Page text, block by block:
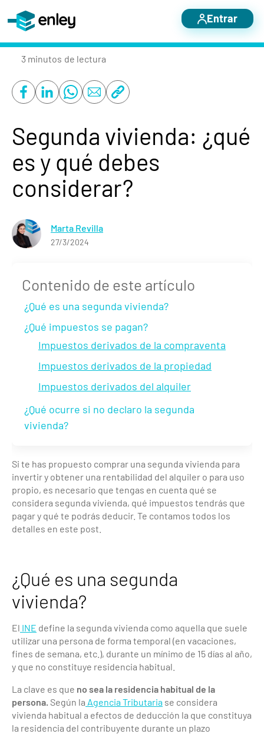
Servicios destacados
Nosotros
Blog
Casos de éxito
Contacto
Entrar
3 minutos de lectura
Segunda vivienda: ¿qué
es y qué debes
considerar?
Marta Revilla
27/3/2024
Contenido de este artículo
¿Qué es una segunda vivienda?
¿Qué impuestos se pagan?
Impuestos derivados de la compraventa
Impuestos derivados de la propiedad
Impuestos derivados del alquiler
¿Qué ocurre si no declaro la segunda
vivienda?
Si te has propuesto comprar una segunda vivienda para
invertir y obtener una rentabilidad del alquiler o para uso
propio, es necesario que tengas en cuenta qué se
considera segunda vivienda, qué impuestos tendrás que
pagar y qué te podrás deducir. Te contamos todos los
detalles en este post.
¿Qué es una segunda
vivienda?
El INE define la segunda vivienda como aquella que suele
utilizar una persona de forma temporal (en vacaciones,
fines de semana, etc.), durante un mínimo de 15 días al año,
y que no constituye residencia habitual.
La clave es que no sea la residencia habitual de la
persona. Según la Agencia Tributaria se considera
vivienda habitual a efectos de deducción la que constituya
la residencia del contribuyente durante un plazo